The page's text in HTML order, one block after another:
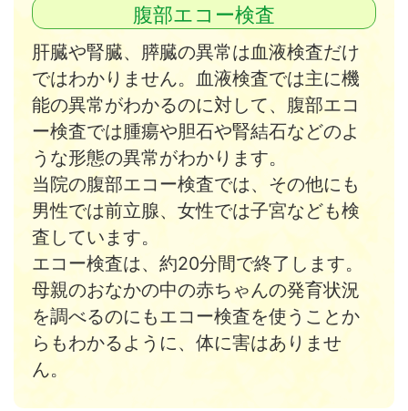
腹部エコー検査
肝臓や腎臓、膵臓の異常は血液検査だけ
ではわかりません。血液検査では主に機
能の異常がわかるのに対して、腹部エコ
ー検査では腫瘍や胆石や腎結石などのよ
うな形態の異常がわかります。
当院の腹部エコー検査では、その他にも
男性では前立腺、女性では子宮なども検
査しています。
エコー検査は、約20分間で終了します。
母親のおなかの中の赤ちゃんの発育状況
を調べるのにもエコー検査を使うことか
らもわかるように、体に害はありませ
ん。